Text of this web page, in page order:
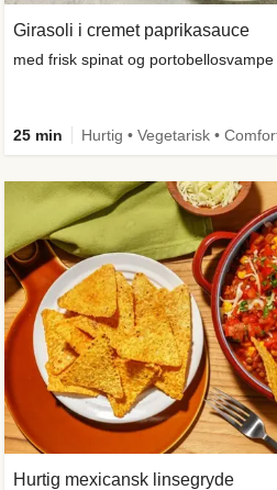
Girasoli i cremet paprikasauce
med frisk spinat og portobellosvampe
25 min
Hurtig mexicansk linsegryde